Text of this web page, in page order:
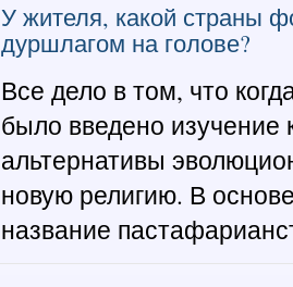
У жителя, какой страны
дуршлагом на голове?
Все дело в том, что
было введено изучение
альтернативы
новую религию. В
название